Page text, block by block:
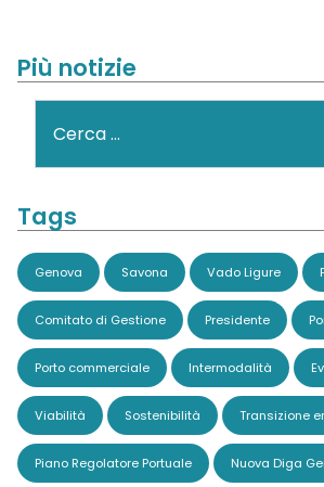
Più notizie
Tags
Genova Savona Vado Ligure
Comitato di Gestione Presidente
Porto commerciale Intermodalità
Viabilità Sostenibilità Transizione
Piano Regolatore Portuale Nuova Diga